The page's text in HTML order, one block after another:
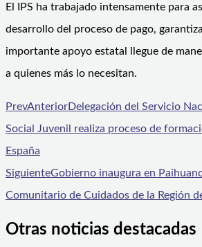
El IPS ha trabajado intensamente para
desarrollo del proceso de pago,
importante apoyo estatal llegue de
a quienes más lo necesitan.
PrevAnteriorDelegación del Servicio
Social Juvenil realiza proceso de
España
SiguienteGobierno inaugura en
Comunitario de Cuidados de la Región
Otras noticias destacadas